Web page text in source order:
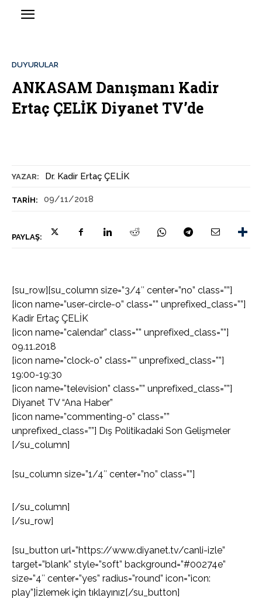
YAZAR: Dr. Kadir Ertaç ÇELİK
TARIH: 09/11/2018
PAYLAŞ:
DUYURULAR
ANKASAM Danışmanı Kadir
Ertaç ÇELİK Diyanet TV’de
[su_row][su_column size=”3/4″ center=”no” class=””]
[icon name=”user-circle-o” class=”” unprefixed_class=””]
Kadir Ertaç ÇELİK
[icon name=”calendar” class=”” unprefixed_class=””]
09.11.2018
[icon name=”clock-o” class=”” unprefixed_class=””]
19:00-19:30
[icon name=”television” class=”” unprefixed_class=””]
Diyanet TV “Ana Haber”
[icon name=”commenting-o” class=””
unprefixed_class=””] Dış Politikadaki Son Gelişmeler
[/su_column]
[su_column size=”1/4″ center=”no” class=””]
[/su_column]
[/su_row]
[su_button url=”https://www.diyanet.tv/canli-izle”
target=”blank” style=”soft” background=”#00274e”
size=”4″ center=”yes” radius=”round” icon=”icon:
play”]İzlemek için tıklayınız[/su_button]